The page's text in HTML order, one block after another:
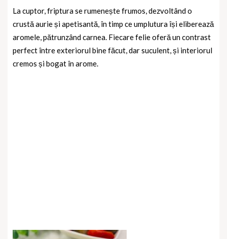
La cuptor, friptura se rumenește frumos, dezvoltând o
crustă aurie și apetisantă, în timp ce umplutura își eliberează
aromele, pătrunzând carnea. Fiecare felie oferă un contrast
perfect între exteriorul bine făcut, dar suculent, și interiorul
cremos și bogat în arome.